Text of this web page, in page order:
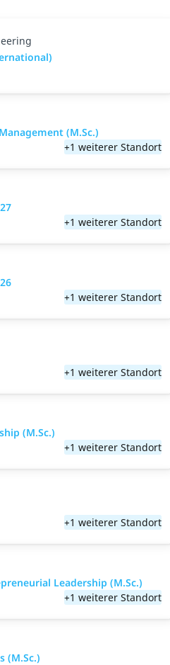
(M.Sc.)
+1 weiterer Standort
+1 weiterer Standort
+1 weiterer Standort
+1 weiterer Standort
(M.Sc.)
+1 weiterer Standort
+1 weiterer Standort
Leadership (M.Sc.)
+1 weiterer Standort
(M.Sc.)